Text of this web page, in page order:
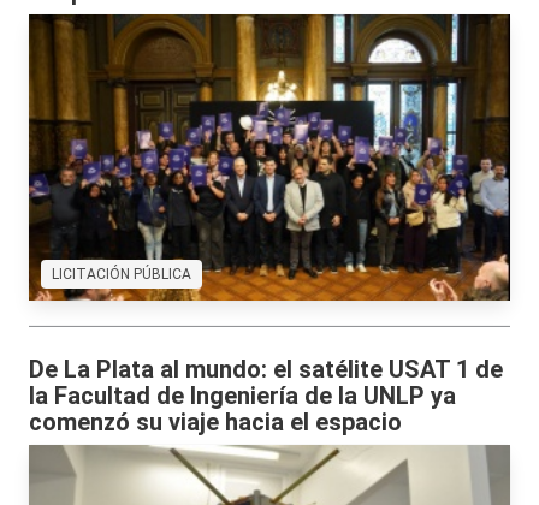
LICITACIÓN PÚBLICA
De La Plata al mundo: el satélite USAT 1 de
la Facultad de Ingeniería de la UNLP ya
comenzó su viaje hacia el espacio